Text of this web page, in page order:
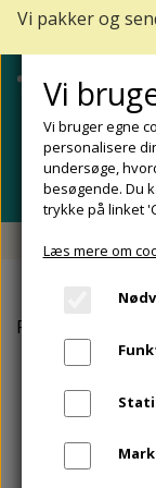
SÅLER,
Fri fragt
Forside
Vi
Vi bruger egne
personalisere
undersøge,
besøgende. Du
trykke på linket
Læs mere om
Vi pakker og